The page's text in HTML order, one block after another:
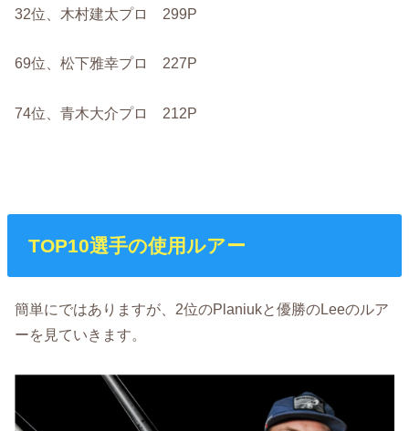
32位、木村建太プロ 299P
69位、松下雅幸プロ 227P
74位、青木大介プロ 212P
TOP10選手の使用ルアー
簡単にではありますが、2位のPlaniukと優勝のLeeのルア
ーを見ていきます。